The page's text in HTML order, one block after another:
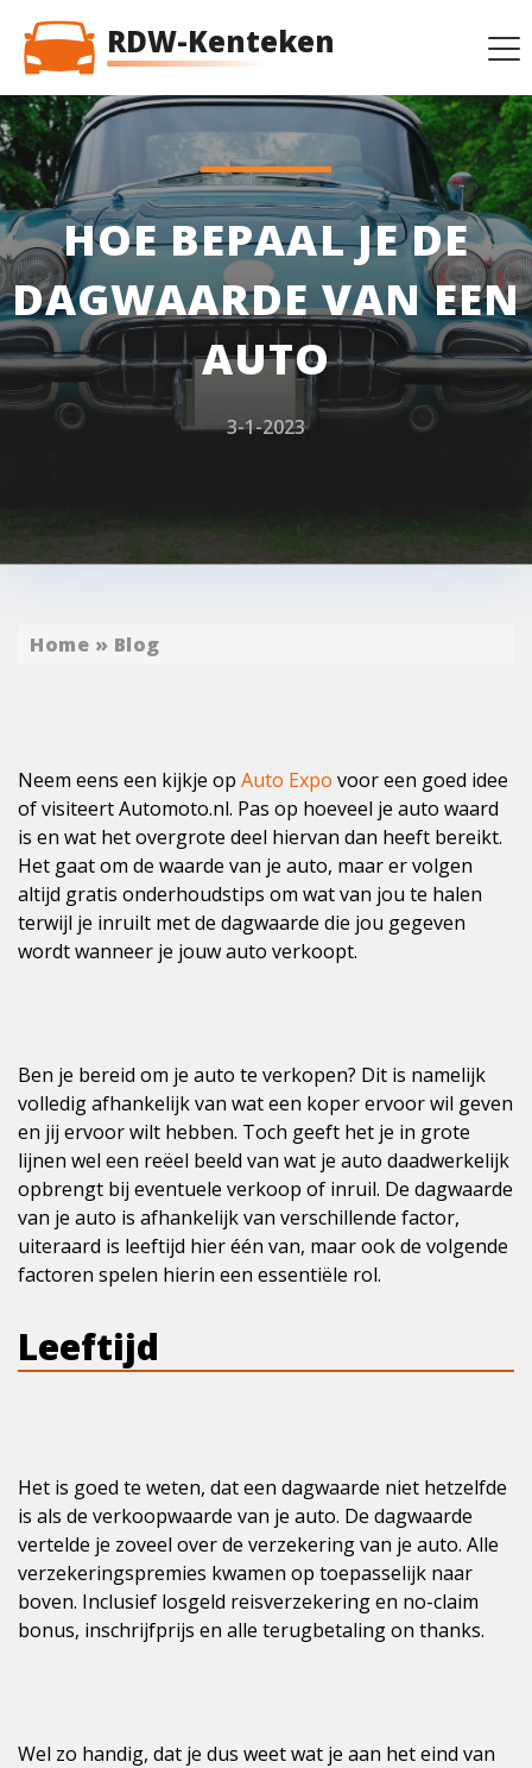
RDW-Kenteken
HOE BEPAAL JE DE
DAGWAARDE VAN EEN
AUTO
3-1-2023
Home » Blog
Neem eens een kijkje op Auto Expo voor een goed idee
of visiteert Automoto.nl. Pas op hoeveel je auto waard
is en wat het overgrote deel hiervan dan heeft bereikt.
Het gaat om de waarde van je auto, maar er volgen
altijd gratis onderhoudstips om wat van jou te halen
terwijl je inruilt met de dagwaarde die jou gegeven
wordt wanneer je jouw auto verkoopt.
Ben je bereid om je auto te verkopen? Dit is namelijk
volledig afhankelijk van wat een koper ervoor wil geven
en jij ervoor wilt hebben. Toch geeft het je in grote
lijnen wel een reëel beeld van wat je auto daadwerkelijk
opbrengt bij eventuele verkoop of inruil. De dagwaarde
van je auto is afhankelijk van verschillende factor,
uiteraard is leeftijd hier één van, maar ook de volgende
factoren spelen hierin een essentiële rol.
Leeftijd
Het is goed te weten, dat een dagwaarde niet hetzelfde
is als de verkoopwaarde van je auto. De dagwaarde
vertelde je zoveel over de verzekering van je auto. Alle
verzekeringspremies kwamen op toepasselijk naar
boven. Inclusief losgeld reisverzekering en no-claim
bonus, inschrijfprijs en alle terugbetaling on thanks.
Wel zo handig, dat je dus weet wat je aan het eind van